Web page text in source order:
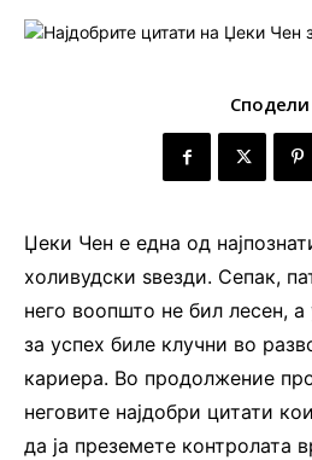
Сподели
Џеки Чен е една од
холивудски ѕвезди. Сепак,
него воопшто не бил лесен,
за успех биле клучни во
кариера. Во продолжение
неговите најдобри цитати
да ја преземете контролата